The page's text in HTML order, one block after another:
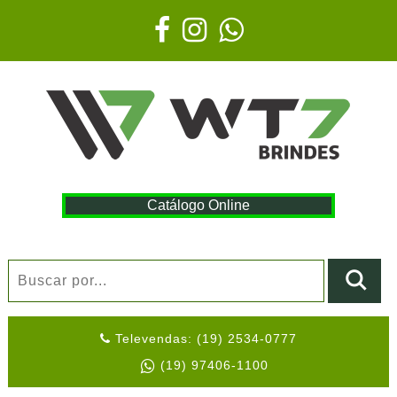
Catálogo Online
Televendas: (19) 2534-0777
(19) 97406-1100